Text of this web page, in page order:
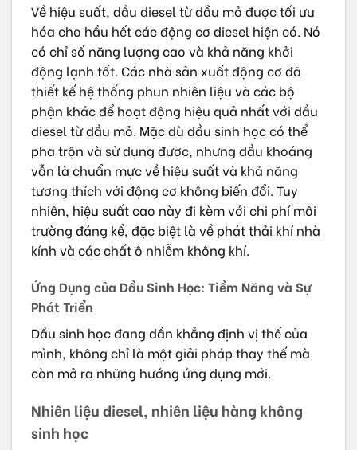
Về hiệu suất, dầu diesel từ dầu mỏ được tối ưu
hóa cho hầu hết các động cơ diesel hiện có. Nó
có chỉ số năng lượng cao và khả năng khởi
động lạnh tốt. Các nhà sản xuất động cơ đã
thiết kế hệ thống phun nhiên liệu và các bộ
phận khác để hoạt động hiệu quả nhất với dầu
diesel từ dầu mỏ. Mặc dù dầu sinh học có thể
pha trộn và sử dụng được, nhưng dầu khoáng
vẫn là chuẩn mực về hiệu suất và khả năng
tương thích với động cơ không biến đổi. Tuy
nhiên, hiệu suất cao này đi kèm với chi phí môi
trường đáng kể, đặc biệt là về phát thải khí nhà
kính và các chất ô nhiễm không khí.
Ứng Dụng của Dầu Sinh Học: Tiềm Năng và Sự
Phát Triển
Dầu sinh học đang dần khẳng định vị thế của
mình, không chỉ là một giải pháp thay thế mà
còn mở ra những hướng ứng dụng mới.
Nhiên liệu diesel, nhiên liệu hàng không
sinh học